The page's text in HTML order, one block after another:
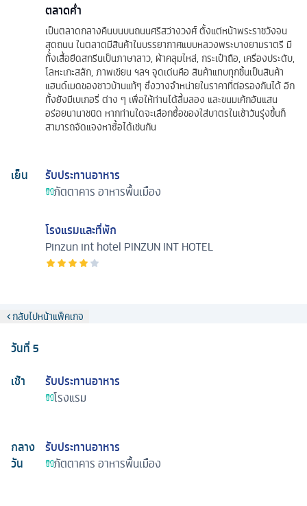
ตลาดคํ่า
เป็นตลาดกลางคืนบนบนถนนศรีสว่างวงศ์ ตั้งแต่หน้าพระราชวังจน
สุดถนน ในตลาดมีสินค้าในบรรยากาศแบบหลวงพระบางยามราตรี มี
ทั้งเสื้อยืดสกรีนเป็นภาษาลาว, ผ้าคลุมไหล่, กระเป๋าถือ, เครื่องประดับ,
โลหะเกะสลัก, ภาพเขียน ฯลฯ จุดเด่นคือ สินค้าแทบทุกชิ้นเป็นสินค้า
แฮนด์เมดของชาวบ้านแท้ๆ ซึ่งวางจำหน่ายในราคาที่ต่อรองกันได้ อีก
ทั้งยังมีเบเกอรี่ ต่าง ๆ เพื่อให้ท่านได้ลิ้มลอง และขนมเค้กอันแสน
อร่อยนานาชนิด หากท่านใดจะเลือกซื้อของใส่บาตรในเช้าวันรุ่งขึ้นก็
สามารถจัดแจงหาซื้อได้เช่นกัน
เย็น
รับประทานอาหาร
ภัตตาคารอาหารพื้นเมือง
โรงแรมและที่พัก
Pinzun int hotel PINZUN INT HOTEL
กลับไปหน้าแพ็คเกจ
วันที่5
เช้า
รับประทานอาหาร
โรงแรม
กลาง
วัน
รับประทานอาหาร
ภัตตาคารอาหารพื้นเมือง